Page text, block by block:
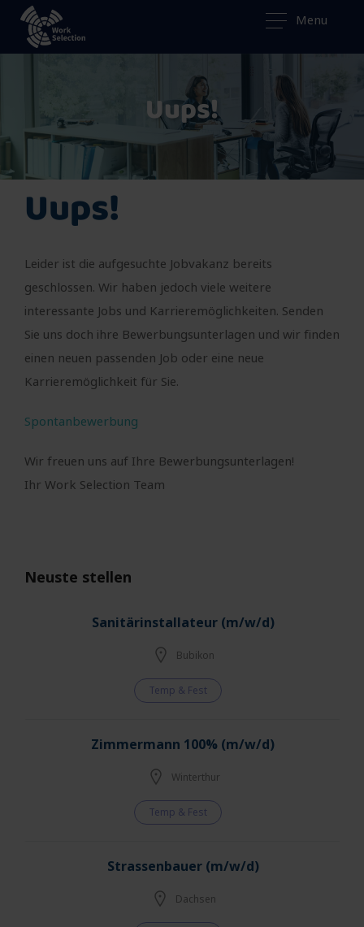
Menu
Uups!
Uups!
Leider ist die aufgesuchte Jobvakanz bereits
geschlossen. Wir haben jedoch viele weitere
interessante Jobs und Karrieremöglichkeiten. Senden
Sie uns doch ihre Bewerbungsunterlagen und wir finden
einen neuen passenden Job oder eine neue
Karrieremöglichkeit für Sie.
Spontanbewerbung
Wir freuen uns auf Ihre Bewerbungsunterlagen!
Ihr Work Selection Team
Neuste stellen
Sanitärinstallateur (m/w/d)
Bubikon
Temp & Fest
Zimmermann 100% (m/w/d)
Winterthur
Temp & Fest
Strassenbauer (m/w/d)
Dachsen